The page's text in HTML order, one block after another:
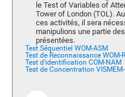
le Test of Variables of
Tower of London (TOL).
ces activités, il sera
manipulions une partie
présentées.
Test Séquentiel WOM-ASM
Test de Reconnaissance WOM-
Test d'identification COM-NAM
Test de Concentration